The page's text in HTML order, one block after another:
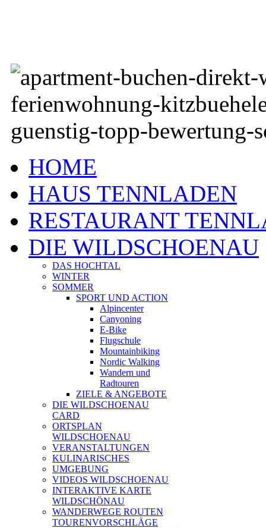
HOME
HAUS TENNLADEN
RESTAURANT
DIE WILDSCHOENAU
DAS HOCHTAL
WINTER
SOMMER
SPORT UND ACTION
Alpincenter
Canyoning
E-Bike
Flugschule
Mountainbiking
Nordic Walking
Wandern und
Radtouren
ZIELE & ANGEBOTE
DIE WILDSCHOENAU
CARD
ORTSPLAN
WILDSCHOENAU
VERANSTALTUNGEN
KULINARISCHES
UMGEBUNG
VIDEOS WILDSCHOENAU
INTERAKTIVE KARTE
WILDSCHÖNAU
WANDERWEGE ROUTEN
TOURENVORSCHLÄGE